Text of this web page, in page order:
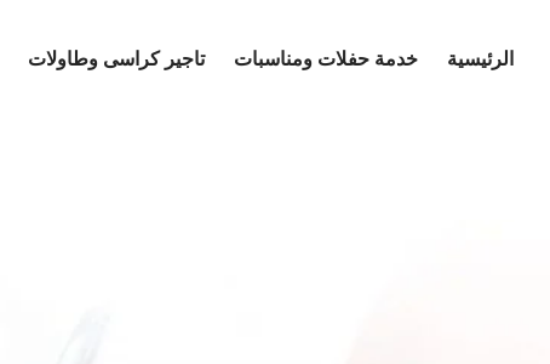
الرئيسية خدمة حفلات ومناسبات تاجير كراسى وطاولات